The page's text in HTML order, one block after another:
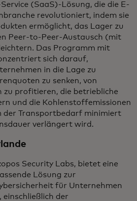
(SaaS)-Lösung, die die E-
revolutioniert, indem sie
ermöglicht, das Lager zu
Peer-to-Peer-Austausch (mit
Das Programm mit
sich darauf,
in die Lage zu
zu senken, von
zu profitieren, die betriebliche
und die Kohlenstoffemissionen
der Transportbedarf minimiert
verlängert wird.
Security Labs, bietet eine
Lösung zur
für Unternehmen
der